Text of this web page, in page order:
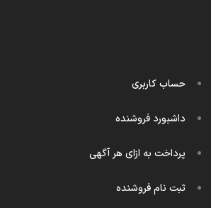
حساب کاربری
داشبورد فروشنده
پرداخت به ازای هر آگهی
ثبت نام فروشنده